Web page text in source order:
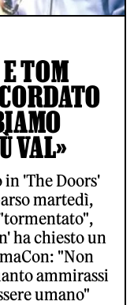
TOM
VAL»
'The Doors'
martedì,
ha chiesto un
"Non
ammirassi
umano"